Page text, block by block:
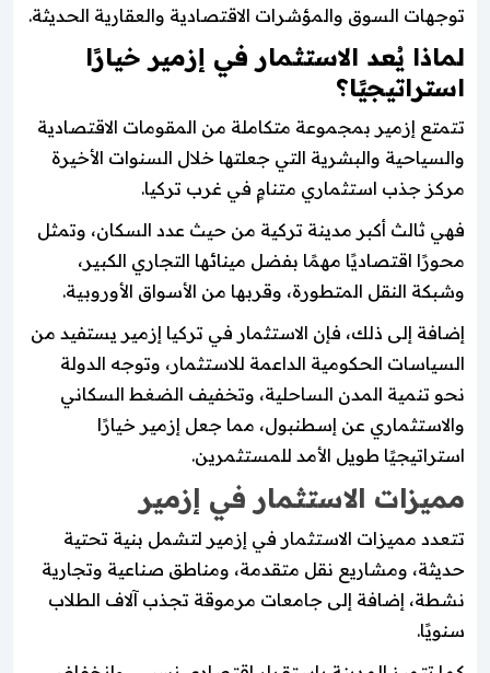
توجهات السوق والمؤشرات الاقتصادية والعقارية الحديثة.
لماذا يُعد الاستثمار في إزمير خيارًا
استراتيجيًا؟
تتمتع إزمير بمجموعة متكاملة من المقومات الاقتصادية
والسياحية والبشرية التي جعلتها خلال السنوات الأخيرة
مركز جذب استثماري متنامٍ في غرب تركيا.
فهي ثالث أكبر مدينة تركية من حيث عدد السكان، وتمثل
محورًا اقتصاديًا مهمًا بفضل مينائها التجاري الكبير،
وشبكة النقل المتطورة، وقربها من الأسواق الأوروبية.
إضافة إلى ذلك، فإن الاستثمار في تركيا إزمير يستفيد من
السياسات الحكومية الداعمة للاستثمار، وتوجه الدولة
نحو تنمية المدن الساحلية، وتخفيف الضغط السكاني
والاستثماري عن إسطنبول، مما جعل إزمير خيارًا
استراتيجيًا طويل الأمد للمستثمرين.
مميزات الاستثمار في إزمير
تتعدد مميزات الاستثمار في إزمير لتشمل بنية تحتية
حديثة، ومشاريع نقل متقدمة، ومناطق صناعية وتجارية
نشطة، إضافة إلى جامعات مرموقة تجذب آلاف الطلاب
سنويًا.